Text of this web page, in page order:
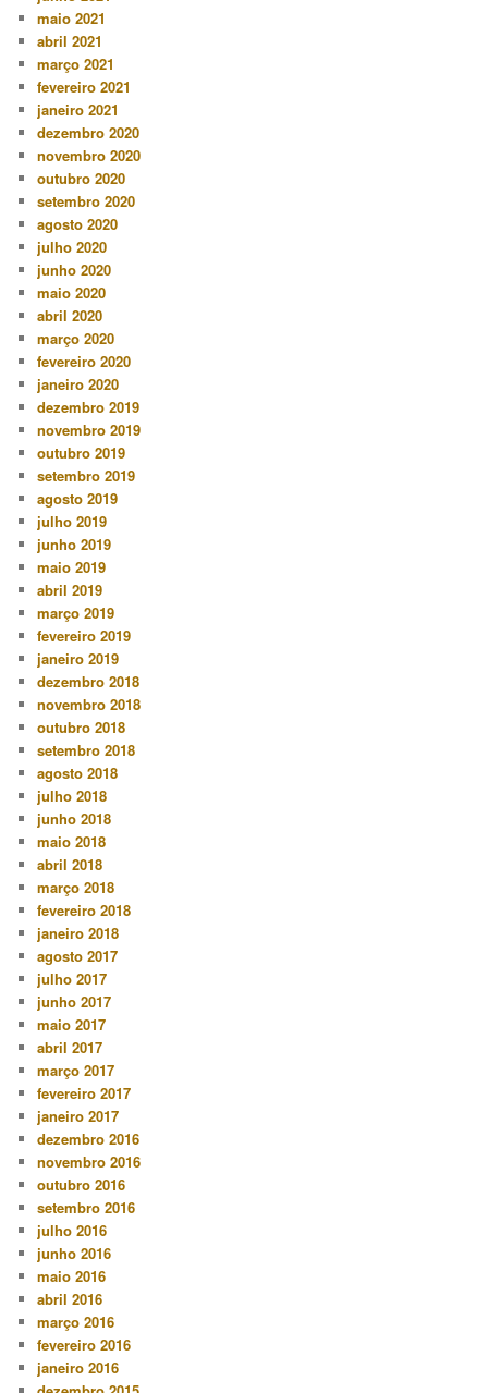
maio 2021
abril 2021
março 2021
fevereiro 2021
janeiro 2021
dezembro 2020
novembro 2020
outubro 2020
setembro 2020
agosto 2020
julho 2020
junho 2020
maio 2020
abril 2020
março 2020
fevereiro 2020
janeiro 2020
dezembro 2019
novembro 2019
outubro 2019
setembro 2019
agosto 2019
julho 2019
junho 2019
maio 2019
abril 2019
março 2019
fevereiro 2019
janeiro 2019
dezembro 2018
novembro 2018
outubro 2018
setembro 2018
agosto 2018
julho 2018
junho 2018
maio 2018
abril 2018
março 2018
fevereiro 2018
janeiro 2018
agosto 2017
julho 2017
junho 2017
maio 2017
abril 2017
março 2017
fevereiro 2017
janeiro 2017
dezembro 2016
novembro 2016
outubro 2016
setembro 2016
julho 2016
junho 2016
maio 2016
abril 2016
março 2016
fevereiro 2016
janeiro 2016